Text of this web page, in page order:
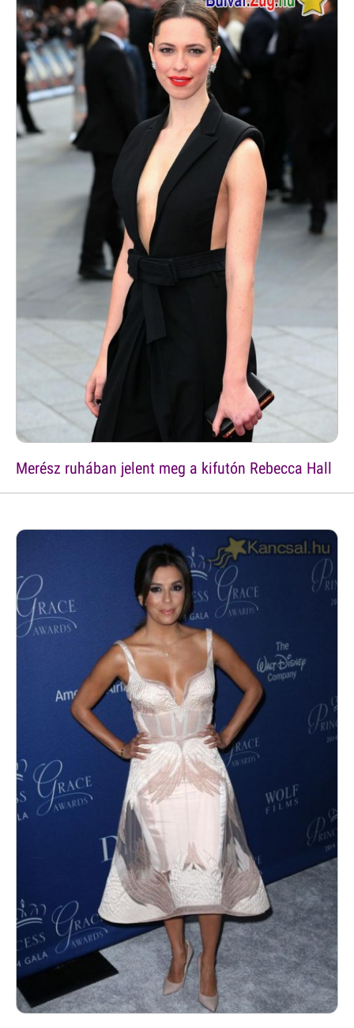
Merész ruhában jelent meg a kifutón Rebecca Hall